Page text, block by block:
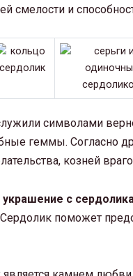
смелости и
символами
геммы. Согласно
козней
украшение с
поможет